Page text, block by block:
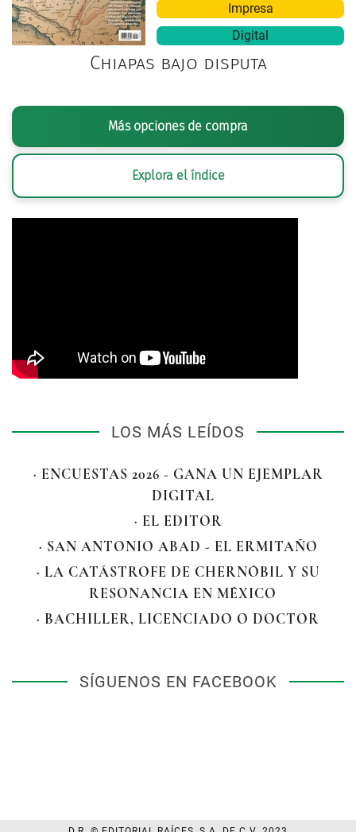
Impresa
Digital
Chiapas bajo disputa
Más opciones de compra
Explora el índice
LOS MÁS LEÍDOS
· ENCUESTAS 2026 - GANA UN EJEMPLAR
DIGITAL
· EL EDITOR
· SAN ANTONIO ABAD - EL ERMITAÑO
· LA CATÁSTROFE DE CHERNÓBIL Y SU
RESONANCIA EN MÉXICO
· BACHILLER, LICENCIADO O DOCTOR
SÍGUENOS EN FACEBOOK